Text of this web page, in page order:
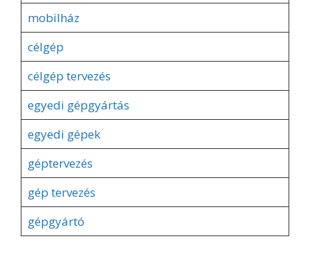
mobilház
célgép
célgép tervezés
egyedi gépgyártás
egyedi gépek
géptervezés
gép tervezés
gépgyártó